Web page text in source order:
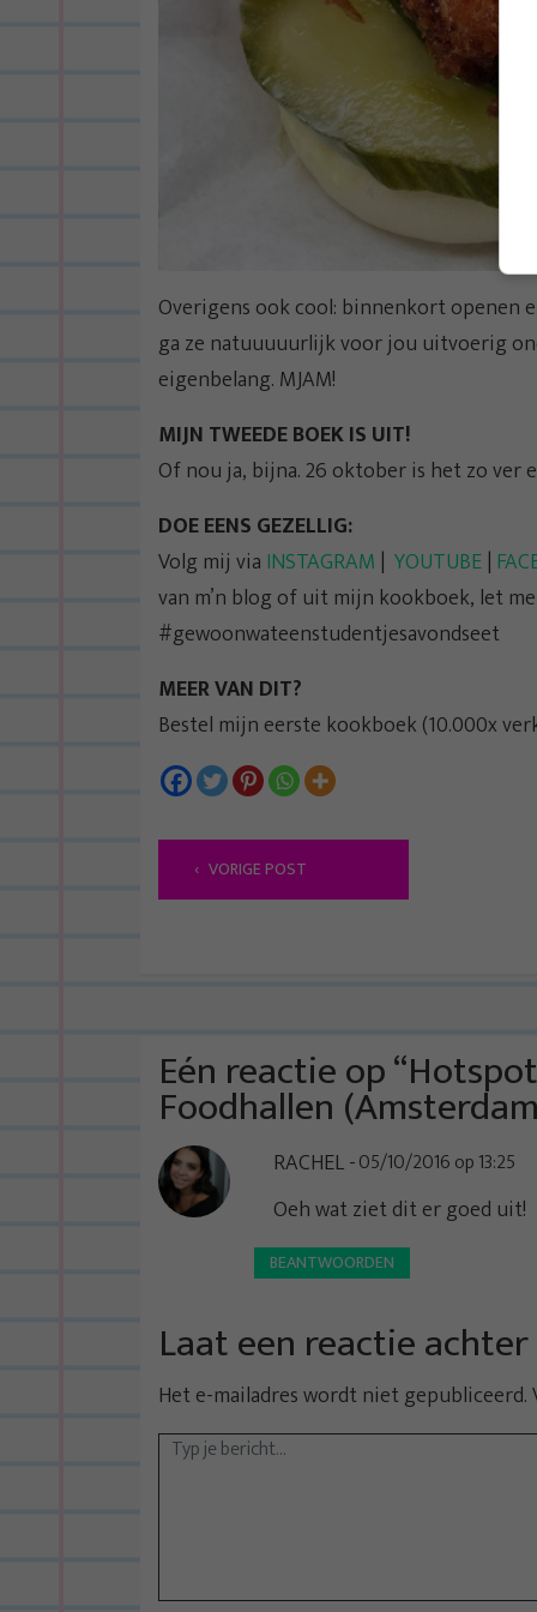
Overigens ook cool: binnenkort openen
ga ze natuuuuurlijk voor jou uitvoerig
eigenbelang. MJAM!
MIJN TWEEDE BOEK IS UIT!
Of nou ja, bijna. 26 oktober is het zo ver
DOE EENS GEZELLIG:
Volg mij via INSTAGRAM | YOUTUBE |
van m’n blog of uit mijn kookboek, let
#gewoonwateenstudentjesavondseet
MEER VAN DIT?
Bestel mijn eerste kookboek (10.000x
B
e
t
n
a
v
i
t
i
e
VORIGE POST
Eén reactie op “
Foodhallen
RACHEL 05/10/2016 op 13:25
Oeh wat ziet dit er goed uit!
BEANTWOORDEN
Laat een reactie achter
Het e-mailadres wordt niet gepubliceerd.